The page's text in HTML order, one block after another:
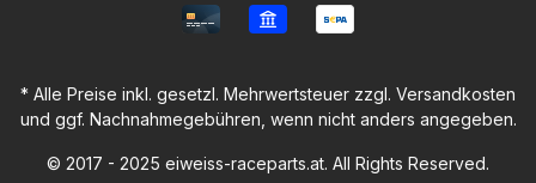
* Alle Preise inkl. gesetzl. Mehrwertsteuer zzgl. Versandkosten
und ggf. Nachnahmegebühren, wenn nicht anders angegeben.
© 2017 - 2025 eiweiss-raceparts.at. All Rights Reserved.